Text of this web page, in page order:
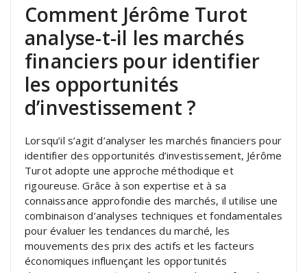
Comment Jérôme Turot
analyse-t-il les marchés
financiers pour identifier
les opportunités
d’investissement ?
Lorsqu’il s’agit d’analyser les marchés financiers pour
identifier des opportunités d’investissement, Jérôme
Turot adopte une approche méthodique et
rigoureuse. Grâce à son expertise et à sa
connaissance approfondie des marchés, il utilise une
combinaison d’analyses techniques et fondamentales
pour évaluer les tendances du marché, les
mouvements des prix des actifs et les facteurs
économiques influençant les opportunités